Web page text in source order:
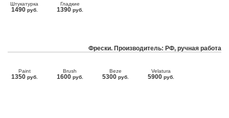
Штукатурка
1490 руб.
Гладкие
1390 руб.
Фрески. Производитель: РФ, ручная работа
Paint
1350 руб.
Brush
1600 руб.
Beze
5300 руб.
Velatura
5900 руб.